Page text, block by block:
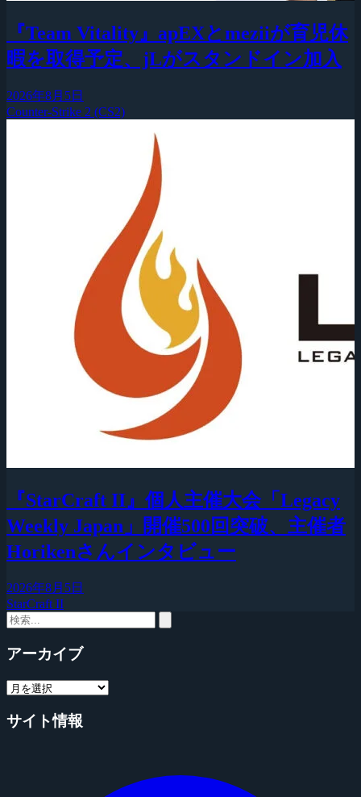
『Team Vitality』apEXとmeziiが育児休
暇を取得予定、jLがスタンドイン加入
2026年8月5日
Counter-Strike 2 (CS2)
『StarCraft II』個人主催大会「Legacy
Weekly Japan」開催500回突破、主催者
Horikenさんインタビュー
2026年8月5日
StarCraft II
アーカイブ
サイト情報